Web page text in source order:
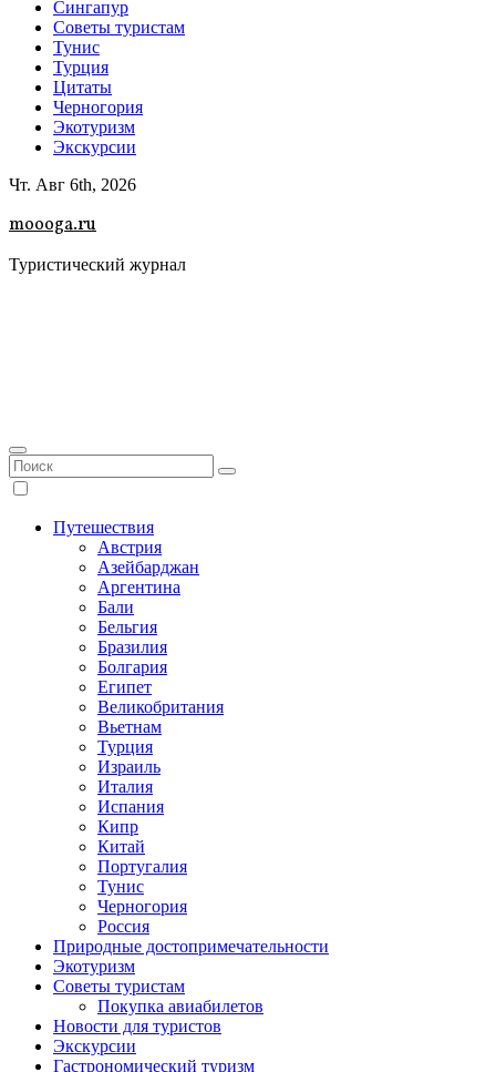
Сингапур
Советы туристам
Тунис
Турция
Цитаты
Черногория
Экотуризм
Экскурсии
Чт. Авг 6th, 2026
moooga.ru
Туристический журнал
Путешествия
Австрия
Азейбарджан
Аргентина
Бали
Бельгия
Бразилия
Болгария
Египет
Великобритания
Вьетнам
Турция
Израиль
Италия
Испания
Кипр
Китай
Португалия
Тунис
Черногория
Россия
Природные достопримечательности
Экотуризм
Советы туристам
Покупка авиабилетов
Новости для туристов
Экскурсии
Гастрономический туризм